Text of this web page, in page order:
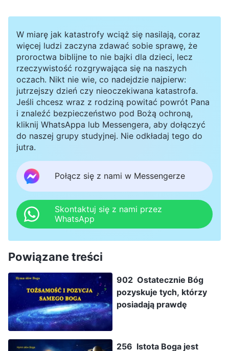
W miarę jak katastrofy wciąż się nasilają, coraz
więcej ludzi zaczyna zdawać sobie sprawę, że
proroctwa biblijne to nie bajki dla dzieci, lecz
rzeczywistość rozgrywająca się na naszych
oczach. Nikt nie wie, co nadejdzie najpierw:
jutrzejszy dzień czy nieoczekiwana katastrofa.
Jeśli chcesz wraz z rodziną powitać powrót Pana
i znaleźć bezpieczeństwo pod Bożą ochroną,
kliknij WhatsAppa lub Messengera, aby dołączyć
do naszej grupy studyjnej. Nie odkładaj tego do
jutra.
Połącz się z nami w Messengerze
Skontaktuj się z nami przez
WhatsApp
Powiązane treści
902 Ostatecznie Bóg
pozyskuje tych, którzy
posiadają prawdę
256 Istota Boga jest